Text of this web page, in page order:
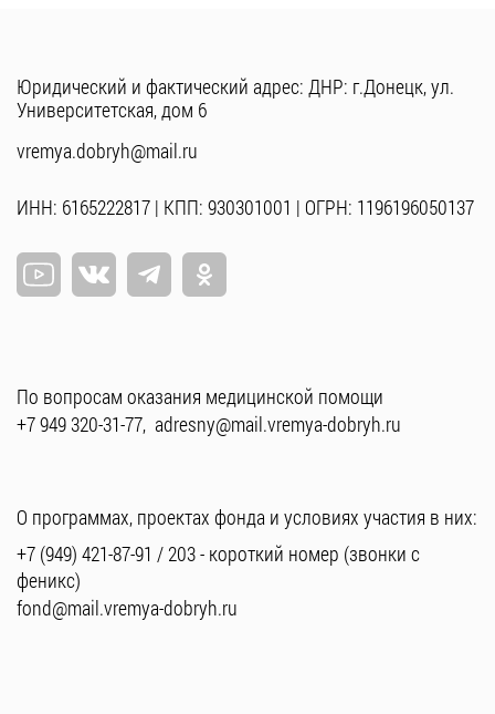
Юридический и фактический адрес: ДНР: г.Донецк, ул.
Университетская, дом 6
vremya.dobryh@mail.ru
ИНН: 6165222817 | КПП: 930301001 | ОГРН: 1196196050137
По вопросам оказания медицинской помощи
+7 949 320-31-77, adresny@mail.vremya-dobryh.ru
О программах, проектах фонда и условиях участия в них:
+7 (949) 421-87-91 / 203- короткий номер (звонки с
феникс)
fond@mail.vremya-dobryh.ru